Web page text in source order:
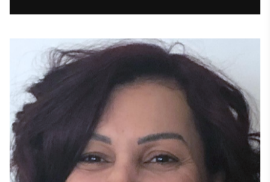
konferencēs, izstādēs un pasākumos IT nozarē. Viņas
sociālo tīklu mārketingā nodrošina viņai daudzveidīgas
prasmes.
Nina ir absolvējusi Muhlenberg College Allentownā,
Pensilvānijā, iegūstot bakalaura grādu
uzņēmējdarbības vadībā ar specializāciju mārketingā.
Viņa ir bijusi koledžas sportiste un komandas kapteine
ar dabisku tieksmi uz panākumiem.